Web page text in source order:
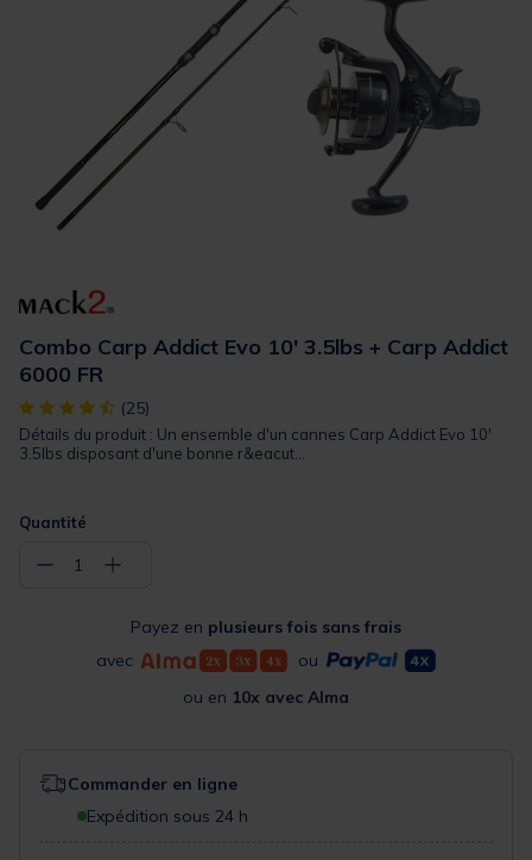
Combo Carp Addict Evo 10' 3.5lbs + Carp Addict
6000 FR
[object Object] out of 5 Customer Rating
(25)
Détails du produit : Un ensemble d'un cannes Carp Addict Evo 10'
3.5lbs disposant d'une bonne r&eacut...
Quantité
− 1 +
Payez en plusieurs fois sans frais
avec
ou
ou en 10x avec Alma
Commander en ligne
Expédition sous 24 h